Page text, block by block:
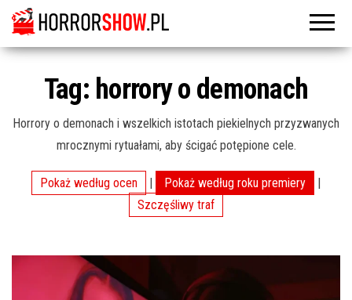
Tag: horrory o demonach
Horrory o demonach i wszelkich istotach piekielnych przyzwanych
mrocznymi rytuałami, aby ścigać potępione cele.
Pokaż według ocen | Pokaż według roku premiery
|
Szczęśliwy traf